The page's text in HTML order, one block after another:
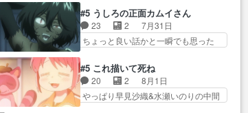
からかしらお顔が… 黒絵「怪獣
に憧れるのはいいけど自分自身
が… 素の自分はどちらなのかは
まだ不明だが見せ…
wwwこ… 自信あれば評価なんて
気にしないし、充実し… ・バー
チャルだけど、みゅーたいぷ初ライ
たら歌唱シーン… の、らいぶシ
ーン＿!!­­--­­--­… それだけでええや
ん！！しかし、ビオラが仕…
かった？鬼夜叉が田楽の… 猿楽
の鬼夜叉と田楽の増次郎。小さない
ざこ… 着眼点は良くとも、先鋭
的すぎるのか。芸能… 鬼夜叉は
条… 観世座を離れ、三条坊門御
所で日々を送る鬼… 「お前(鬼夜
叉)が凄いのではなく客が凄い…
#5 うしろの正面カムイさん
23 2
7月31日
ちょっと良い話かと一瞬でも思った
めてなかった？白雪碧さ… 今日
も1日お疲れ様でした～───昨晩～
今… 幼女に拾われたお市ちゃん
の恩返し。化け猫… 役にて出演
#5 これ描いて死ね
20 2
8月1日
やっぱり早見沙織&水瀬いのりの中間